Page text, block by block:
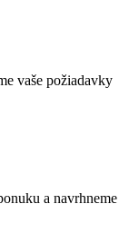
vaše požiadavky
a navrhneme